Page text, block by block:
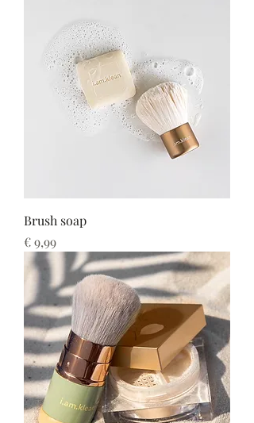
Brush soap
Prijs
€ 9,99